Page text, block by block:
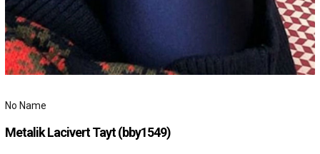
No Name
Metalik Lacivert Tayt(bby1549)